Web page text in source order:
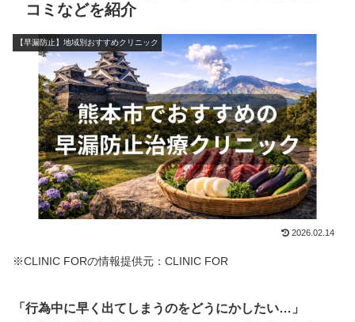
コミなどを紹介
【早漏防止】地域別おすすめクリニック
2026.02.14
※CLINIC FORの情報提供元：CLINIC FOR
「行為中に早く出てしまうのをどうにかしたい…」